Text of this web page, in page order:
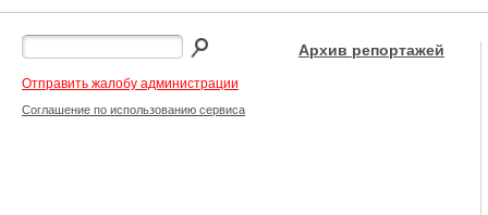
Отправить жалобу администрации
Соглашение по использованию сервиса
Архив репортажей